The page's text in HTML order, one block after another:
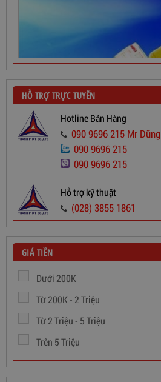
Dây Cáp Điện 1 Ruột Cadivi CV 2,5
565,000đ
HỖ TRỢ TRỰC TUYẾN
Hotline Bán Hàng
090 9696 215 Mr Dũng
090 9696 215
090 9696 215
Hỗ trợ kỹ thuật
(028) 3855 1861
GIÁ TIỀN
Dưới 200K
Từ 200K - 2 Triệu
Từ 2 Triệu - 5 Triệu
Trên 5 Triệu